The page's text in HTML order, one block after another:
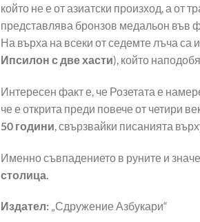
който не е от азиатски произход, а от
представлява бронзов медальон във
На върха на всеки от седемте лъча са
Ипсилон с две хасти), който
Интересен факт е, че Розетата е
че е открита преди повече от четири
50 години , свързвайки писанията
Именно съвпадението в руните и
столица.
Издател:„Сдружение Азбукари“